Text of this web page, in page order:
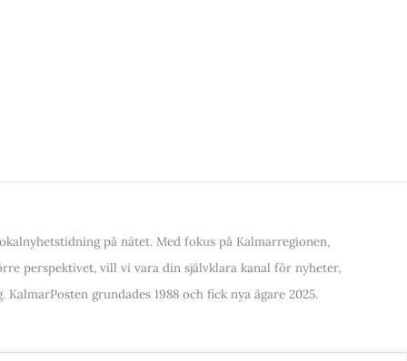
på nätet. Med fokus på Kalmarregionen,
perspektivet, vill vi vara din självklara kanal för nyheter,
KalmarPosten grundades 1988 och fick nya ägare 2025.